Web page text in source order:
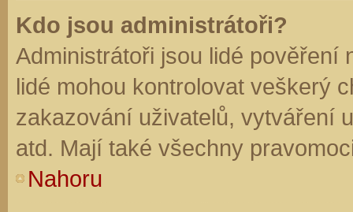
Kdo jsou administrátoři?
Administrátoři jsou lidé pověření
lidé mohou kontrolovat veškerý
zakazování uživatelů, vytváření
atd. Mají také všechny
Nahoru